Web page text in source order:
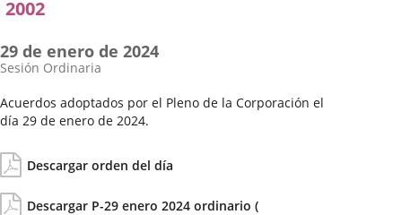
2002
Acuerdos adoptados por el Pleno de la Corporación el
día 29 de enero de 2024.
Sesión Ordinaria
de
la
Sesión
29 de enero de 2024
del
día
Descargar orden del día
Actas/Acuerdos
Descargar P-29 enero 2024 ordinario (